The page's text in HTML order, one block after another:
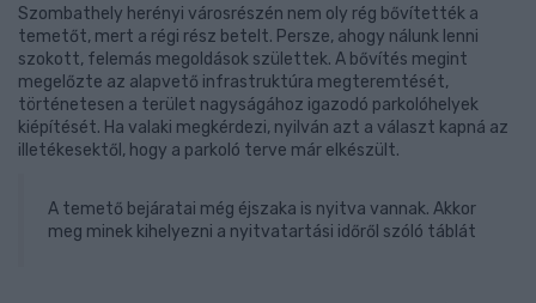
Szombathely herényi városrészén nem oly rég bővítették a
temetőt, mert a régi rész betelt. Persze, ahogy nálunk lenni
szokott, felemás megoldások születtek. A bővítés megint
megelőzte az alapvető infrastruktúra megteremtését,
történetesen a terület nagyságához igazodó parkolóhelyek
kiépítését. Ha valaki megkérdezi, nyilván azt a választ kapná az
illetékesektől, hogy a parkoló terve már elkészült.
A temető bejáratai még éjszaka is nyitva vannak. Akkor
meg minek kihelyezni a nyitvatartási időről szóló táblát